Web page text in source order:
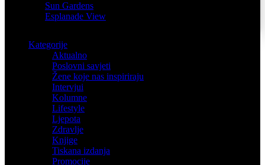
Sun Gardens
Esplanade View
Kategorije
Aktualno
Poslovni savjeti
Žene koje nas inspiriraju
Intervjui
Kolumne
Lifestyle
Ljepota
Zdravlje
Knjige
Tiskana izdanja
Promocije